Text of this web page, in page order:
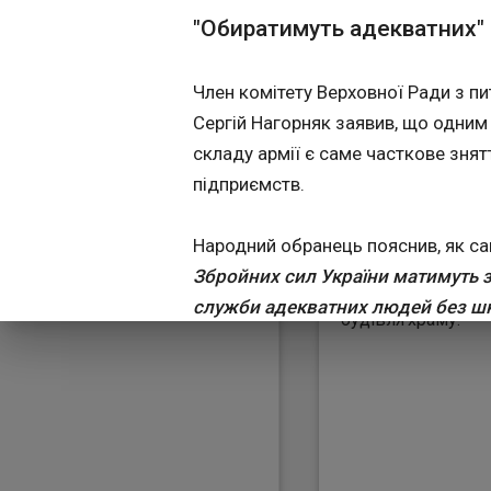
загиблий
Окупанти
області. Одна
загинула, ще одна
поранень. Про це
повідомив
зруйновані
павільйон та
будинок,
будівля храму.
"Обиратимуть адекватних"
Член комітету Верховної Ради з
Сергій Нагорняк заявив, що одним
складу армії є саме часткове
підприємств.
Народний обранець пояснив, як
Збройних сил України матимуть
служби адекватних людей без
"Це абсолютно нормальні люди,